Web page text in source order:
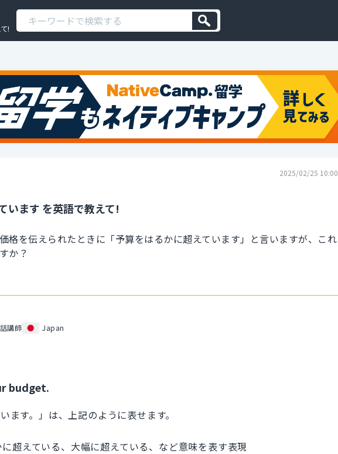
!
2025/02/25 10:00
います を英語で教えて!
格を伝えられたときに「予算をはるかに超えています」と言いますが、これ
か？
講師
Japan
budget.
ます。」は、上記のように表せます。
超えている、大幅に超えている、など意味を表す表現